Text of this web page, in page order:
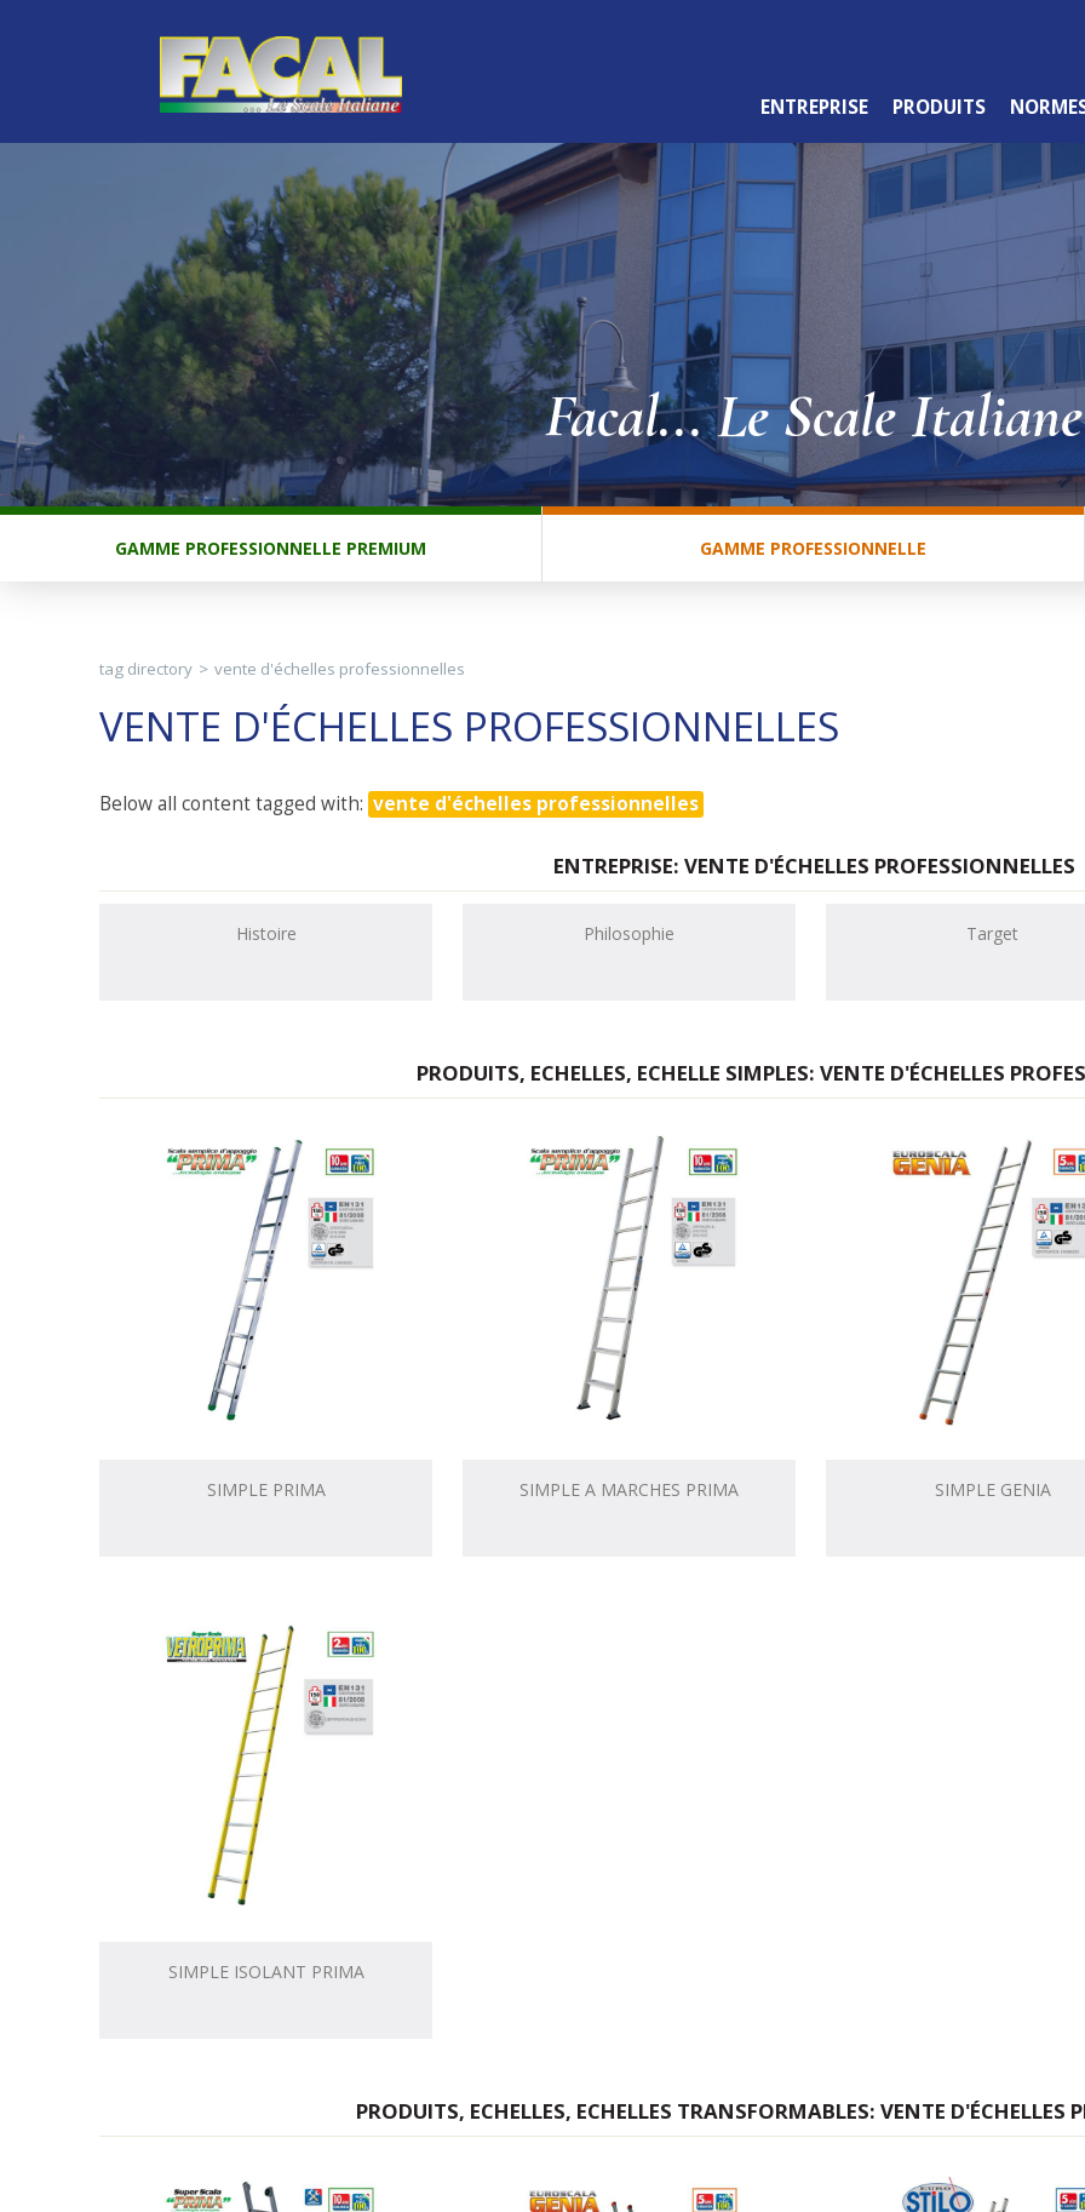
ENTREPRISE PRODUITS
Facal... Le Scale Italiane
GAMME PROFESSIONNELLE PREMIUM GAMME PROFESSIONNELLE
tag directory > vente d'échelles professionnelles
VENTE D'ÉCHELLES PROFESSIONNELLES
Below all content tagged with: vente d'échelles professionnelles
ENTREPRISE: VENTE D'ÉCHELLES PROFESSIONNELLES
Histoire Philosophie Target
PRODUITS, ECHELLES, ECHELLE SIMPLES: VENTE D'ÉCHELLES
SIMPLE PRIMA SIMPLE A MARCHES PRIMA SIMPLE GENIA
SIMPLE ISOLANT PRIMA
PRODUITS, ECHELLES, ECHELLES TRANSFORMABLES: VENTE D'ÉCHELLES